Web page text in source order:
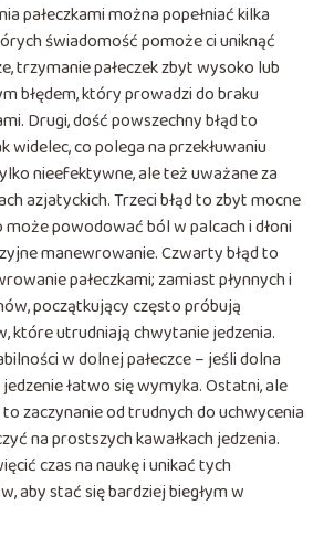
pałeczkami można popełniać kilka
świadomość pomoże ci uniknąć
trzymanie pałeczek zbyt wysoko lub
błędem, który prowadzi do braku
Drugi, dość powszechny błąd to
widelec, co polega na przekłuwaniu
nieefektywne, ale też uważane za
azjatyckich. Trzeci błąd to zbyt mocne
może powodować ból w palcach i dłoni
manewrowanie. Czwarty błąd to
pałeczkami; zamiast płynnych i
początkujący często próbują
które utrudniają chwytanie jedzenia.
w dolnej pałeczce – jeśli dolna
jedzenie łatwo się wymyka. Ostatni, ale
zaczynanie od trudnych do uchwycenia
na prostszych kawałkach jedzenia.
czas na naukę i unikać tych
aby stać się bardziej biegłym w